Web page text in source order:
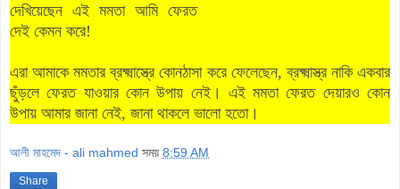
দেখিয়েছেন এই মমতা আমি ফেরত
দেই কেমন করে!
এরা আমাকে মমতার ব্রক্ষ্মাস্ত্রে কোনঠাসা করে ফেলেছেন, ব্রক্ষ্মাস্ত্র নাকি একবার
ছুঁড়লে ফেরত যাওয়ার কোন উপায় নেই। এই মমতা ফেরত দেয়ারও কোন
উপায় আমার জানা নেই, জানা থাকলে ভালো হতো।
আলী মাহমেদ - ali mahmed সময় 8:59 AM
Share